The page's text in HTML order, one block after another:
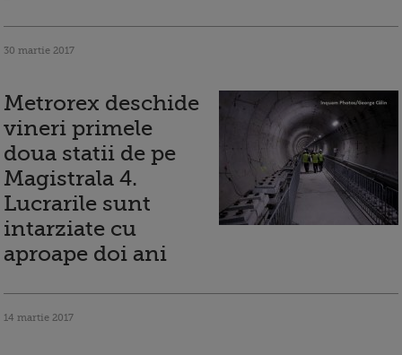
30 martie 2017
Metrorex deschide
vineri primele
doua statii de pe
Magistrala 4.
Lucrarile sunt
intarziate cu
aproape doi ani
14 martie 2017